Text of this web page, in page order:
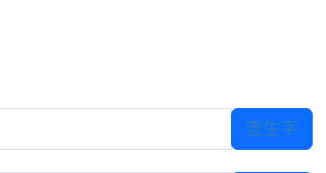
查生字